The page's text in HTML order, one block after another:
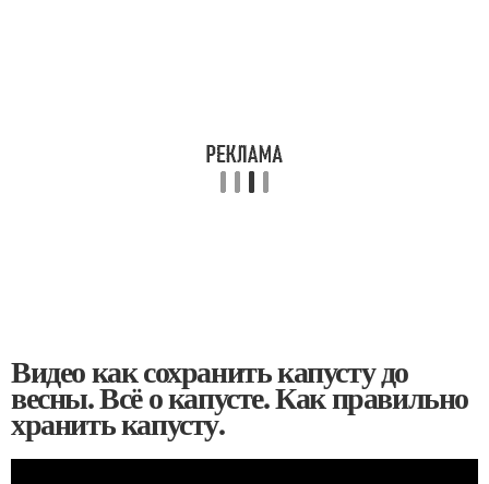
Видео как сохранить капусту до
весны. Всё о капусте. Как правильно
хранить капусту.